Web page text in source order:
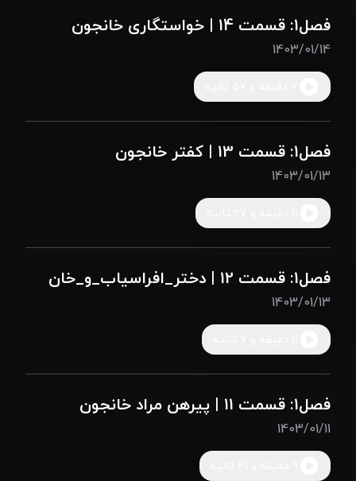
فصل1: قسمت 14 | خواستگاری خانجون
1403/01/14
فصل1: قسمت 13 | کفتر خانجون
1403/01/13
فصل1: قسمت 12 | دختر_افراسیاب_و_خان
1403/01/13
فصل1: قسمت 11 | پیرهن مراد خانجون
1403/01/11